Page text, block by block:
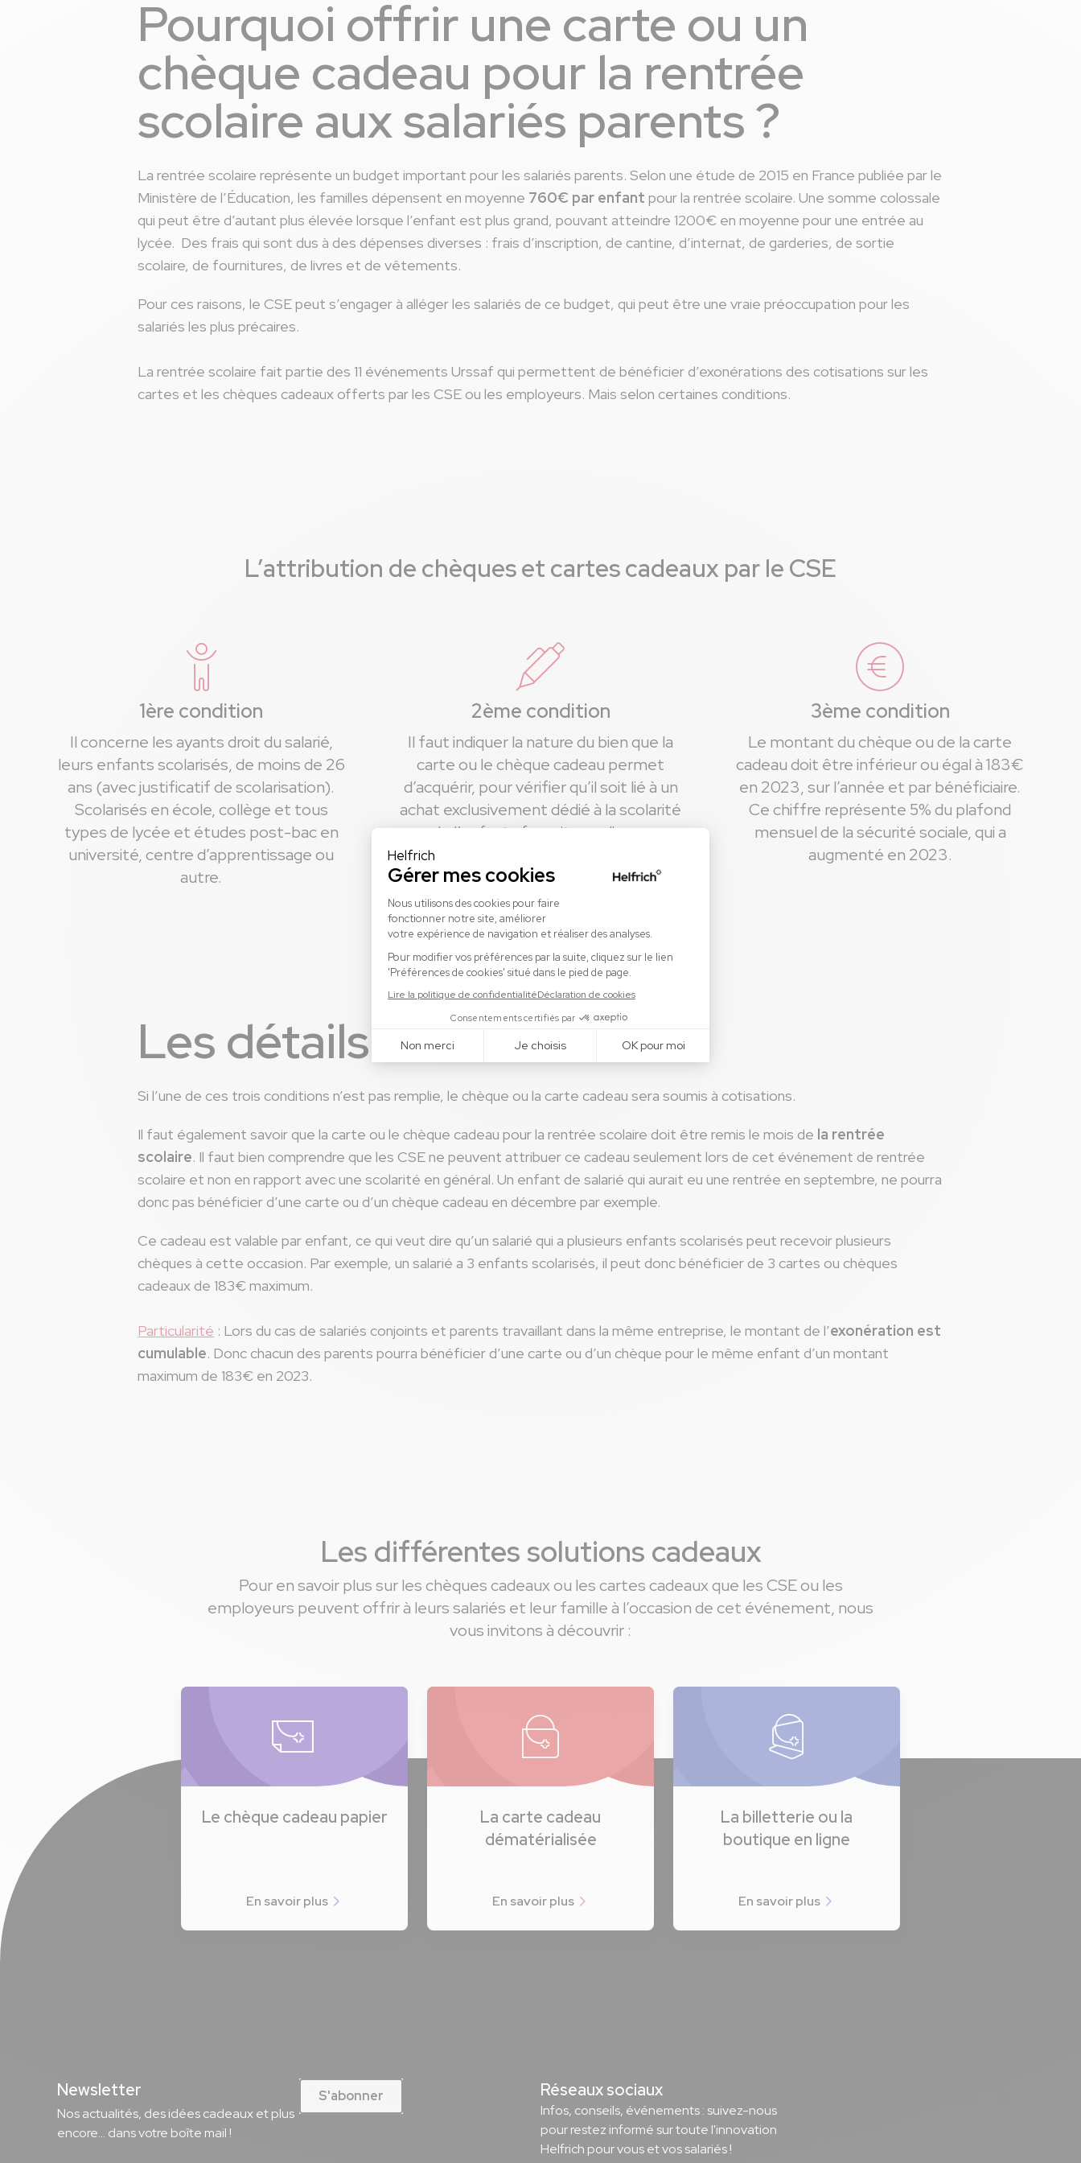
Pourquoi offrir une carte ou un
chèque cadeau pour la rentrée
scolaire aux salariés parents ?
La rentrée scolaire représente un budget important pour les salariés parents. Selon une étude de 2015 en France publiée par le
Ministère de l’Éducation, les familles dépensent en moyenne 760€ par enfant pour la rentrée scolaire. Une somme colossale
qui peut être d’autant plus élevée lorsque l’enfant est plus grand, pouvant atteindre 1200€ en moyenne pour une entrée au
lycée. Des frais qui sont dus à des dépenses diverses : frais d’inscription, de cantine, d’internat, de garderies, de sortie
scolaire, de fournitures, de livres et de vêtements.
Pour ces raisons, le CSE peut s’engager à alléger les salariés de ce budget, qui peut être une vraie préoccupation pour les
salariés les plus précaires.
La rentrée scolaire fait partie des 11 événements Urssaf qui permettent de bénéficier d’exonérations des cotisations sur les
cartes et les chèques cadeaux offerts par les CSE ou les employeurs. Mais selon certaines conditions.
L’attribution de chèques et cartes cadeaux par le CSE
1ère condition
Il concerne les ayants droit du salarié,
leurs enfants scolarisés, de moins de 26
ans (avec justificatif de scolarisation).
Scolarisés en école, collège et tous
types de lycée et études post-bac en
université, centre d’apprentissage ou
autre.
2ème condition
Il faut indiquer la nature du bien que la
carte ou le chèque cadeau permet
d’acquérir, pour vérifier qu’il soit lié à un
achat exclusivement dédié à la scolarité
de l’enfant : fournitures, livres,
vêtements, informatique, etc.
3ème condition
Le montant du chèque ou de la carte
cadeau doit être inférieur ou égal à 183€
en 2023, sur l’année et par bénéficiaire.
Ce chiffre représente 5% du plafond
mensuel de la sécurité sociale, qui a
augmenté en 2023.
Les détails de l'attribution
Si l’une de ces trois conditions n’est pas remplie, le chèque ou la carte cadeau sera soumis à cotisations.
Il faut également savoir que la carte ou le chèque cadeau pour la rentrée scolaire doit être remis le mois de la rentrée
scolaire. Il faut bien comprendre que les CSE ne peuvent attribuer ce cadeau seulement lors de cet événement de rentrée
scolaire et non en rapport avec une scolarité en général. Un enfant de salarié qui aurait eu une rentrée en septembre, ne pourra
donc pas bénéficier d’une carte ou d’un chèque cadeau en décembre par exemple.
Ce cadeau est valable par enfant, ce qui veut dire qu’un salarié qui a plusieurs enfants scolarisés peut recevoir plusieurs
chèques à cette occasion. Par exemple, un salarié a 3 enfants scolarisés, il peut donc bénéficier de 3 cartes ou chèques
cadeaux de 183€ maximum.
Particularité : Lors du cas de salariés conjoints et parents travaillant dans la même entreprise, le montant de l’exonération est
cumulable. Donc chacun des parents pourra bénéficier d’une carte ou d’un chèque pour le même enfant d’un montant
maximum de 183€ en 2023.
Les différentes solutions cadeaux
Pour en savoir plus sur les chèques cadeaux ou les cartes cadeaux que les CSE ou les
employeurs peuvent offrir à leurs salariés et leur famille à l’occasion de cet événement, nous
vous invitons à découvrir :
Le chèque cadeau papier
En savoir plus
La carte cadeau
dématérialisée
En savoir plus
La billetterie ou la
boutique en ligne
En savoir plus
Newsletter
Nos actualités, des idées cadeaux et plus
encore... dans votre boîte mail !
S'abonner Réseaux sociaux
Infos, conseils, événements : suivez-nous
pour restez informé sur toute l'innovation
Helfrich pour vous et vos salariés !